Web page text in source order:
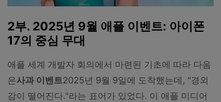
2부. 2025년 9월 애플 이벤트: 아이폰
17의 중심 무대
애플 세계 개발자 회의에서 마련된 기초에 따라 다음
은사과 이벤트2025년 9월 9일에 도착했는데, "경외
감이 떨어진다."라는 표어가 있었다. 이 애플 미디어